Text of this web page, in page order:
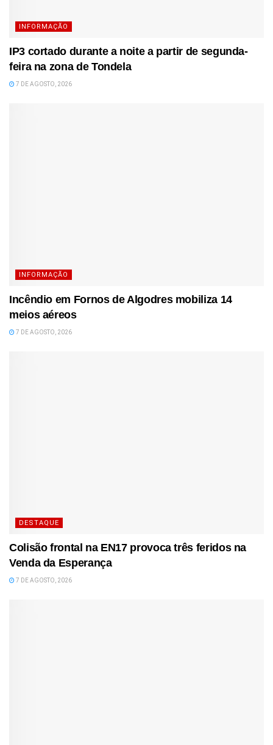
INFORMAÇÃO
IP3 cortado durante a noite a partir de segunda-
feira na zona de Tondela
7 DE AGOSTO, 2026
INFORMAÇÃO
Incêndio em Fornos de Algodres mobiliza 14
meios aéreos
7 DE AGOSTO, 2026
DESTAQUE
Colisão frontal na EN17 provoca três feridos na
Venda da Esperança
7 DE AGOSTO, 2026